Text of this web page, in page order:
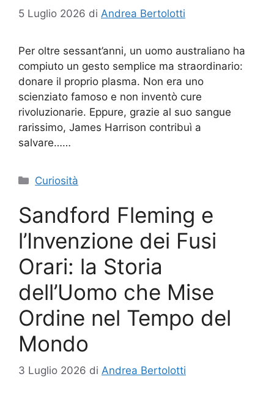
5 Luglio 2026 di Andrea Bertolotti
Per oltre sessant’anni, un uomo australiano ha
compiuto un gesto semplice ma straordinario:
donare il proprio plasma. Non era uno
scienziato famoso e non inventò cure
rivoluzionarie. Eppure, grazie al suo sangue
rarissimo, James Harrison contribuì a
salvare……
Categorie
Curiosità
Sandford Fleming e
l’Invenzione dei Fusi
Orari: la Storia
dell’Uomo che Mise
Ordine nel Tempo del
Mondo
3 Luglio 2026 di Andrea Bertolotti